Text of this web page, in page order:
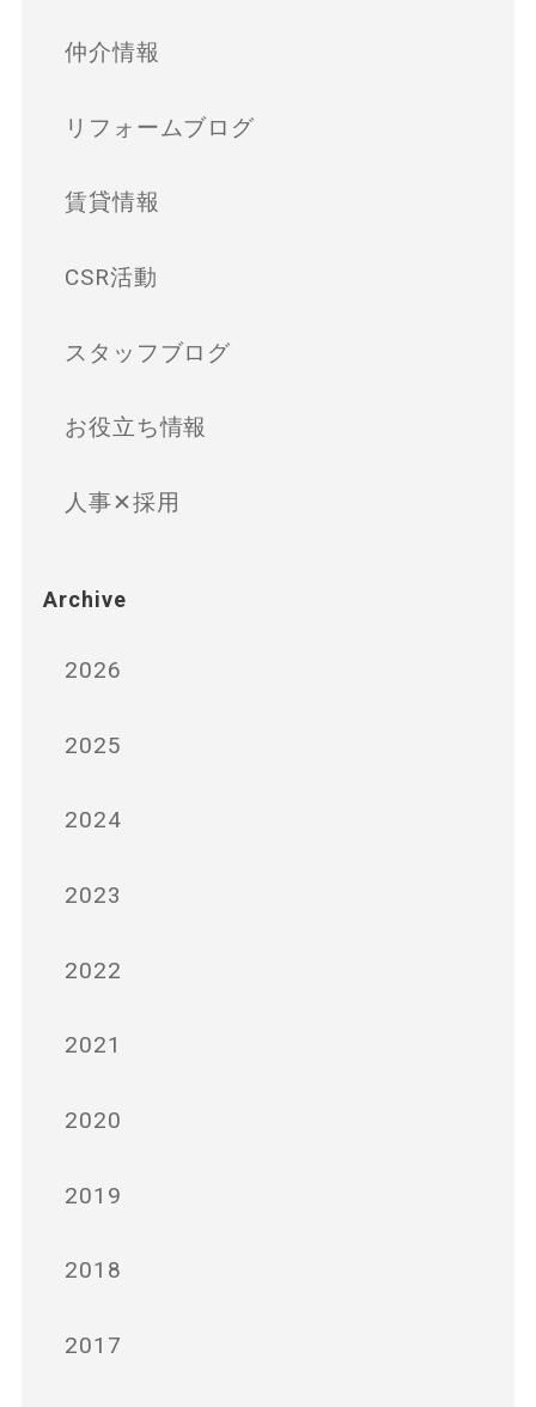
仲介情報
リフォームブログ
賃貸情報
CSR活動
スタッフブログ
お役立ち情報
人事✕採用
Archive
2026
2025
2024
2023
2022
2021
2020
2019
2018
2017